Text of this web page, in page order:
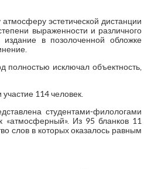
эстетической дистанции
выраженности и различного
в позолоченной обложке
исключал объектность,
114 человек.
студентами-филологами
«атмосферный». Из 95 бланков 11
слов в которых оказалось равным